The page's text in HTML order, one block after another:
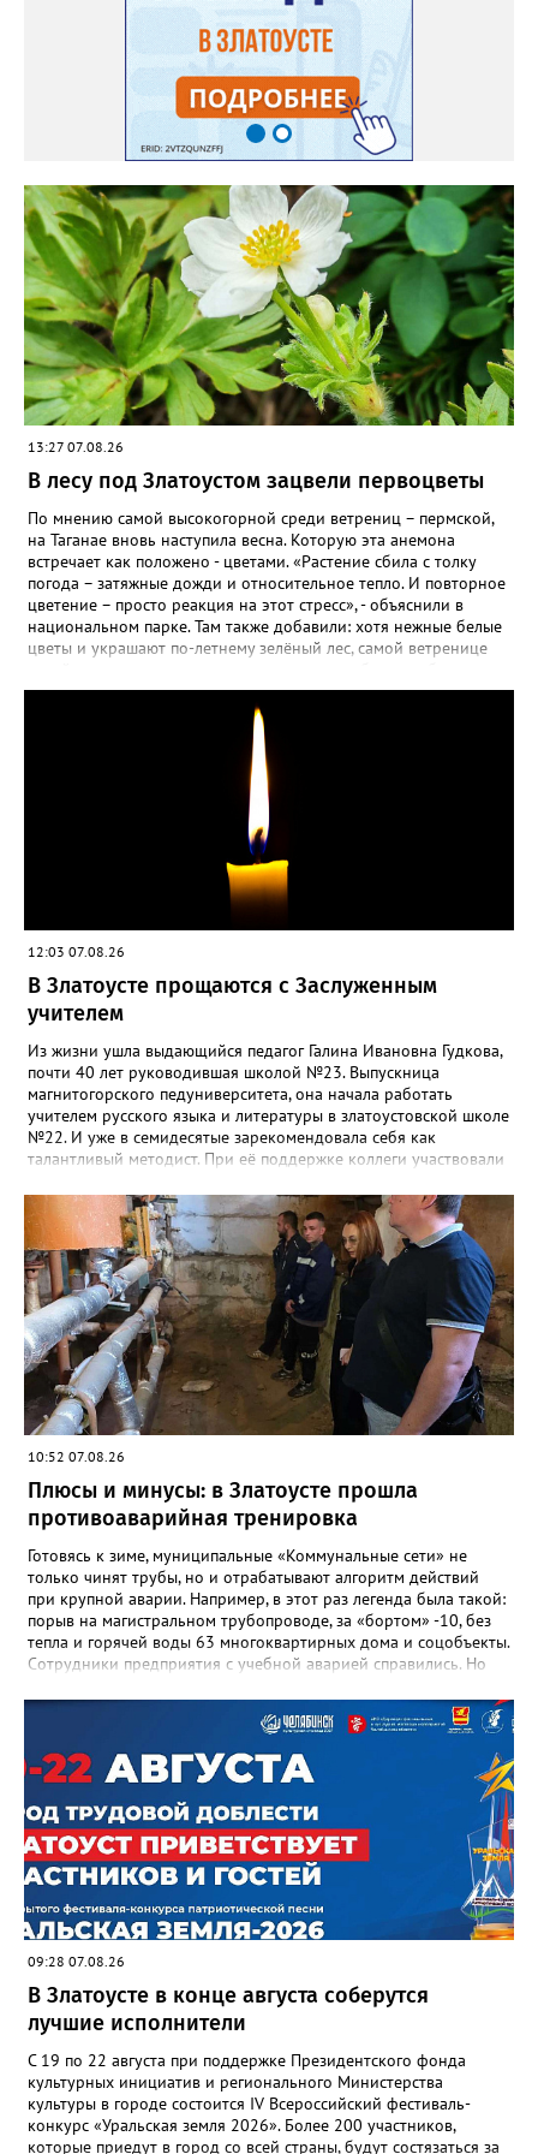
весной прорастет сама. Ещё один секрет – этот символ
Прованса не любит «вкусную» почву. Добавляйте в посадочную
яму гравий и песок – требуется хороший дренаж. В первый год
Екатерина рекомендует цветы убирать, чтобы силы куста
пошли на наращивание корневой системы. А со второго года
пусть лаванда цветёт во всю силу! Фото: Екатерина Бойко,
специально для «Златоуст.инфо». Обсуждение новости здесь
ВКОНТАКТЕ https://vk.com/newszlatoust74
13:27 07.08.26
В лесу под Златоустом зацвели первоцветы
По мнению самой высокогорной среди ветрениц – пермской,
на Таганае вновь наступила весна. Которую эта анемона
встречает как положено - цветами. «Растение сбила с толку
погода – затяжные дожди и относительное тепло. И повторное
цветение – просто реакция на этот стресс», - объяснили в
национальном парке. Там также добавили: хотя нежные белые
цветы и украшают по-летнему зелёный лес, самой ветренице
силы перед долгой зимовкой.
12:03 07.08.26
В Златоусте прощаются с Заслуженным
учителем
Из жизни ушла выдающийся педагог Галина Ивановна Гудкова,
почти 40 лет руководившая школой №23. Выпускница
магнитогорского педуниверситета, она начала работать
учителем русского языка и литературы в златоустовской школе
№22. И уже в семидесятые зарекомендовала себя как
талантливый методист. При её поддержке коллеги участвовали
«Благодаря её мудрому руководству в школе сформировался
сильный педагогический коллектив, объединённый общими
ценностями и любовью к своему делу. Для многих Галина
Ивановна навсегда останется не только талантливым
руководителем, но и настоящим Учителем с большой буквы», -
говорится в сообществе школы №23 во ВКонтакте. Свои
соболезнования семье Галины Ивановны выразил глава
Златоуста Олег Решетников. «Её вклад зафиксирован в
важнейших документах школы, но главное - он остался в
людях: в тех учителях, которых она поддержала, в тех
учениках, которых она вдохновила. Заслуженный учитель РФ,
«Отличник народного просвещения», обладатель медали «За
доблестный труд», Галина Ивановна оставила не только
награды и документы, но и работающий, живой механизм
школы, который продолжает жить её принципами», - говорится
в некрологе.
10:52 07.08.26
Плюсы и минусы: в Златоусте прошла
противоаварийная тренировка
Готовясь к зиме, муниципальные «Коммунальные сети» не
только чинят трубы, но и отрабатывают алгоритм действий
при крупной аварии. Например, в этот раз легенда была такой:
порыв на магистральном трубопроводе, за «бортом» -10, без
тепла и горячей воды 63 многоквартирных дома и соцобъекты.
Сотрудники предприятия с учебной аварией справились. Но
отметили и недочёты. «Например, управляющие компании
несвоевременно приняли меры для предотвращения
“перемерзания” общей домовой тепловой сети
многоквартирного дома, отсутствовало взаимодействие с
ресурсоснабжающей организацией, ЕДДС и иными службами»,
— сообщила начальник Главного управления ГЖИ Ирина
Настенко. В следующий раз, рекомендовали в
Госжилинспекции, службы должны действовать слаженно. И
оперативно делиться информацией со всеми
заинтересованными – от поставщика тепла до конечных
потребителей.
09:28 07.08.26
В Златоусте в конце августа соберутся
лучшие исполнители
С 19 по 22 августа при поддержке Президентского фонда
культурных инициатив и регионального Министерства
культуры в городе состоится IV Всероссийский фестиваль-
конкурс «Уральская земля 2026». Более 200 участников,
которые приедут в город со всей страны, будут состязаться за